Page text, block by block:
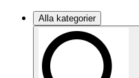
Alla kategorier